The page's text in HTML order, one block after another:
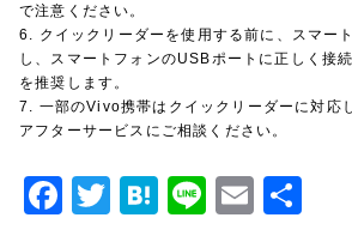
で注意ください。
6. クイックリーダーを使用する前に、スマー
し、スマートフォンのUSBポートに正しく接
を推奨します。
7. 一部のVivo携帯はクイックリーダーに対応
アフターサービスにご相談ください。
F
T
H
Li E